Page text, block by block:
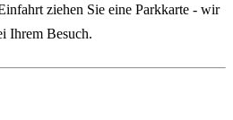
ziehen Sie eine Parkkarte - wir
Ihrem Besuch.
(ÖPNV)